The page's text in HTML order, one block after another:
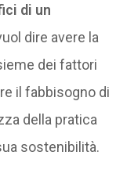
di un
dire avere la
dei fattori
il fabbisogno di
della pratica
sostenibilità.